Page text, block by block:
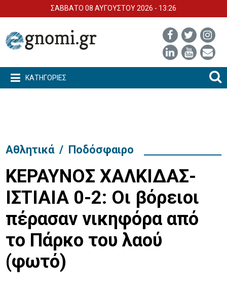
ΣΑΒΒΑΤΟ 08 ΑΥΓΟΥΣΤΟΥ 2026 - 13:26
ΚΑΤΗΓΟΡΙΕΣ
Αθλητικά / Ποδόσφαιρο
ΚΕΡΑΥΝΟΣ ΧΑΛΚΙΔΑΣ-
ΙΣΤΙΑΙΑ 0-2: Οι βόρειοι
πέρασαν νικηφόρα από
το Πάρκο του λαού
(φωτό)